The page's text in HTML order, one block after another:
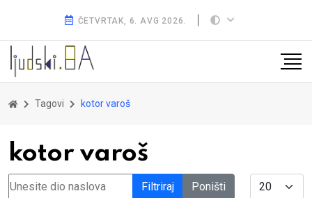
ČETVRTAK, 6. AVG 2026.
Tagovi kotor varoš
kotor varoš
Unesite dio naslova Filtriraj Poništi Display #